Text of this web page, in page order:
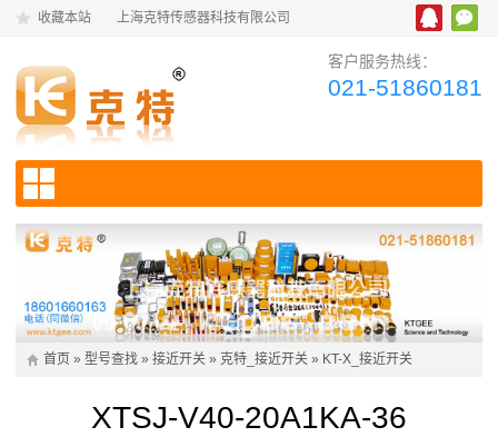
收藏本站 上海克特传感器科技有限公司
客户服务热线：
021-51860181
首页 » 型号查找 » 接近开关 » 克特_接近开关 » KT-X_接近开关
XTSJ-V40-20A1KA-36